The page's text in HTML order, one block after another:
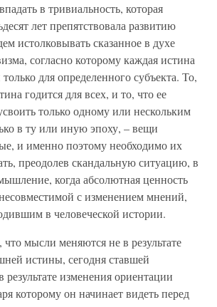
в тривиальность, которая
лет препятствовала развитию
истолковывать сказанное в духе
согласно которому каждая истина
для определенного субъекта. То,
годится для всех, и то, что ее
только одному или нескольким
в ту или иную эпоху, – вещи
и именно поэтому необходимо их
преодолев скандальную ситуацию, в
когда абсолютная ценность
с изменением мнений,
в человеческой истории.
мысли меняются не в результате
истины, сегодня ставшей
результате изменения ориентации
которому он начинает видеть перед